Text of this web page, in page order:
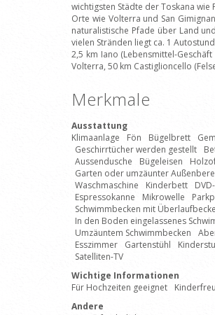
wichtigsten Städte der Toskana wie
Orte wie Volterra und San
naturalistische Pfade über Land
vielen Stränden liegt ca. 1
2,5 km Iano (Lebensmittel-
Volterra, 50 km Castiglioncello
Merkmale
Ausstattung
Klimaanlage
Fön Bügelbrett
Geschirrtücher werden gestellt
Aussendusche
Bügeleisen
Garten oder umzäunter
Waschmaschine
Kinderbett
Espressokanne
Mikrowelle
Schwimmbecken mit
In den Boden eingelassenes
Umzäuntem Schwimmbecken
Esszimmer
Gartenstühl
Satelliten-TV
Wichtige Informationen
Für Hochzeiten geeignet
Andere